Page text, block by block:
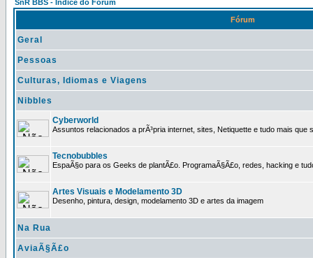
SnR BBS - Índice do Fórum
Fórum
Geral
Pessoas
Culturas, Idiomas e Viagens
Nibbles
Cyberworld
Assuntos relacionados a prÃ³pria internet, sites, Netiquette e tudo mais que
Tecnobubbles
EspaÃ§o para os Geeks de plantÃ£o. ProgramaÃ§Ã£o, redes, hacking e
Artes Visuais e Modelamento 3D
Desenho, pintura, design, modelamento 3D e artes da imagem
Na Rua
AviaÃ§Ã£o